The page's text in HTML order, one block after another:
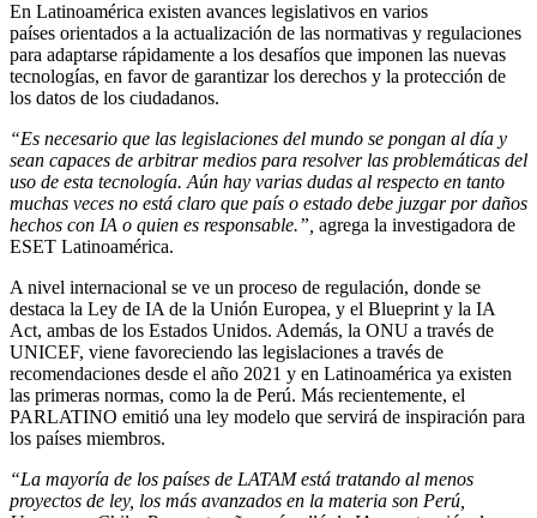
En Latinoamérica existen avances legislativos en varios
países orientados a la actualización de las normativas y regulaciones
para adaptarse rápidamente a los desafíos que imponen las nuevas
tecnologías, en favor de garantizar los derechos y la protección de
los datos de los ciudadanos.
“Es necesario que las legislaciones del mundo se pongan al día y
sean capaces de arbitrar medios para resolver las problemáticas del
uso de esta tecnología. Aún hay varias dudas al respecto en tanto
muchas veces no está claro que país o estado debe juzgar por daños
hechos con IA o quien es responsable.”, agrega la investigadora de
ESET Latinoamérica.
A nivel internacional se ve un proceso de regulación, donde se
destaca la Ley de IA de la Unión Europea, y el Blueprint y la IA
Act, ambas de los Estados Unidos. Además, la ONU a través de
UNICEF, viene favoreciendo las legislaciones a través de
recomendaciones desde el año 2021 y en Latinoamérica ya existen
las primeras normas, como la de Perú. Más recientemente, el
PARLATINO emitió una ley modelo que servirá de inspiración para
los países miembros.
“La mayoría de los países de LATAM está tratando al menos
proyectos de ley, los más avanzados en la materia son Perú,